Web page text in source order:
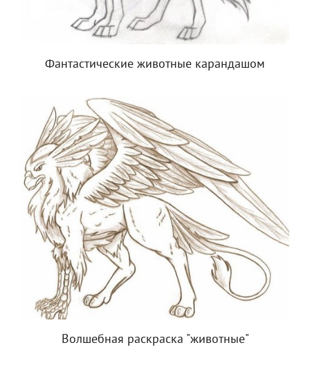
Фантастические животные карандашом
Волшебная раскраска "животные"